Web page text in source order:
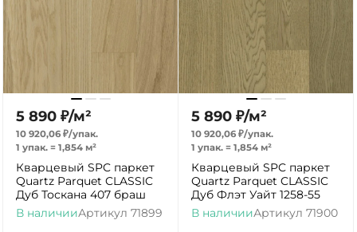
5 890 ₽/м²
10 920,06 ₽/упак.
1 упак. = 1,854 м²
Кварцевый SPC паркет
Quartz Parquet CLASSIC
Дуб Тоскана 407 браш
В наличииАртикул 71899
5 890 ₽/м²
10 920,06 ₽/упак.
1 упак. = 1,854 м²
Кварцевый SPC паркет
Quartz Parquet CLASSIC
Дуб Флэт Уайт 1258-55
В наличииАртикул 71900